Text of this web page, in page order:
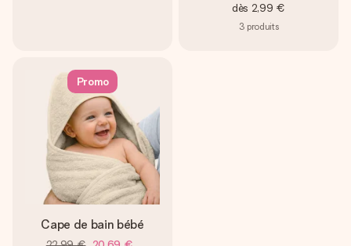
dès 2,99 €
3 produits
Promo
Cape de bain bébé